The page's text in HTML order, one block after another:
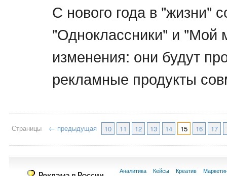
С нового года в "жизни"
"Одноклассники" и "Мой
изменения: они будут
рекламные продукты
Страницы ← предыдущая 10 11 12 13 14 15 16 17
Аналитика Кейсы Креатив